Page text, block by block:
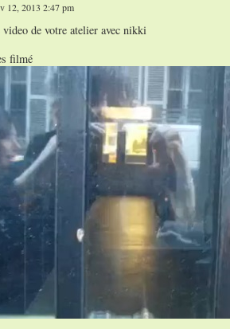
12, 2013 2:47 pm
de votre atelier avec nikki
filmé